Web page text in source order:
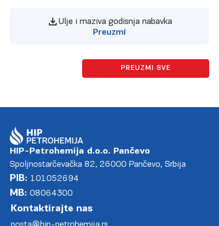
Ulje i maziva godisnja nabavka
Preuzmi
PREUZMI SVE
HIP-Petrohemija d.o.o. Pančevo
Spoljnostarčevačka 82, 26000 Pančevo, Srbija
PIB: 101052694
MB: 08064300
Kontaktirajte nas